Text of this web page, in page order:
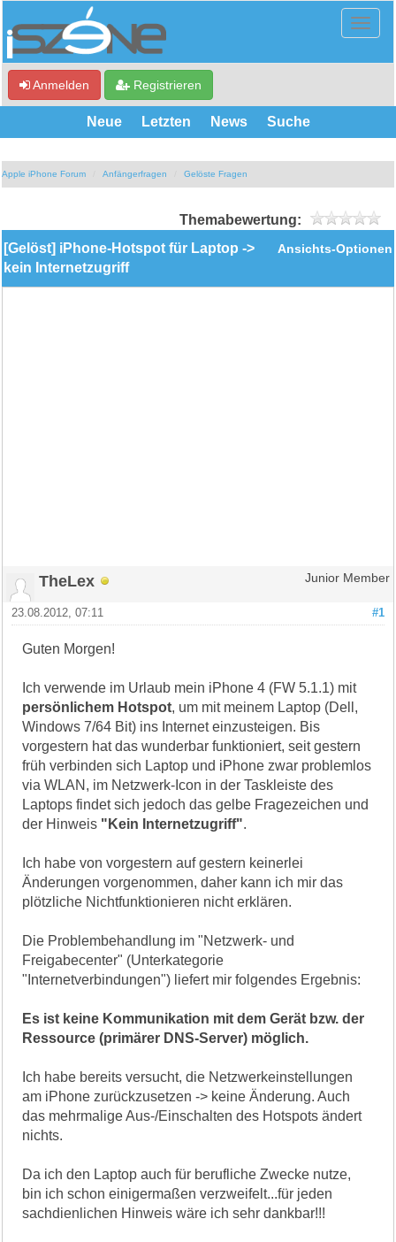
Anmelden Registrieren
Neue Letzten News Suche
Apple iPhone Forum Anfängerfragen Gelöste Fragen
Themabewertung:
Ansichts-Optionen
[Gelöst] iPhone-Hotspot für Laptop ->
kein Internetzugriff
TheLex Junior Member
#1
23.08.2012, 07:11
Guten Morgen!
Ich verwende im Urlaub mein iPhone 4 (FW 5.1.1) mit
persönlichem Hotspot, um mit meinem Laptop (Dell,
Windows 7/64 Bit) ins Internet einzusteigen. Bis
vorgestern hat das wunderbar funktioniert, seit gestern
früh verbinden sich Laptop und iPhone zwar problemlos
via WLAN, im Netzwerk-Icon in der Taskleiste des
Laptops findet sich jedoch das gelbe Fragezeichen und
der Hinweis "Kein Internetzugriff".
Ich habe von vorgestern auf gestern keinerlei
Änderungen vorgenommen, daher kann ich mir das
plötzliche Nichtfunktionieren nicht erklären.
Die Problembehandlung im "Netzwerk- und
Freigabecenter" (Unterkategorie
"Internetverbindungen") liefert mir folgendes Ergebnis:
Es ist keine Kommunikation mit dem Gerät bzw. der
Ressource (primärer DNS-Server) möglich.
Ich habe bereits versucht, die Netzwerkeinstellungen
am iPhone zurückzusetzen -> keine Änderung. Auch
das mehrmalige Aus-/Einschalten des Hotspots ändert
nichts.
Da ich den Laptop auch für berufliche Zwecke nutze,
bin ich schon einigermaßen verzweifelt...für jeden
sachdienlichen Hinweis wäre ich sehr dankbar!!!